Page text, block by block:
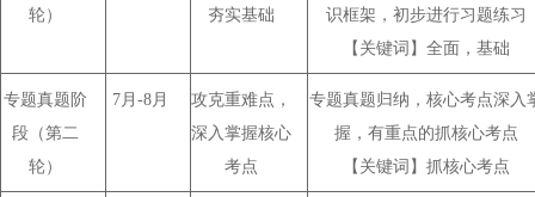
轮）
夯实基础
识框架，初步进行习题练习
【关键词】全面，基础
专题真题阶
段 （第二
轮）
7月 -8月
攻克重难点，
深入掌握核心
考点
专题真题归纳 ， 核心考点深入
握，有重点的抓核心考点
【关键词】抓核心考点